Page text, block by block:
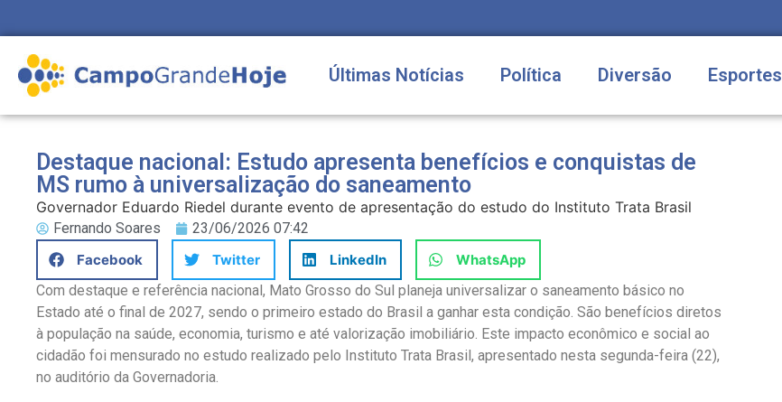
Últimas Notícias Política Diversão Esportes
Destaque nacional: Estudo apresenta benefícios e conquistas de
MS rumo à universalização do saneamento
Governador Eduardo Riedel durante evento de apresentação do estudo do Instituto Trata Brasil
Fernando Soares
23/06/2026 07:42
Facebook
Twitter LinkedIn
WhatsApp
Com destaque e referência nacional, Mato Grosso do Sul planeja universalizar o saneamento básico no
Estado até o final de 2027, sendo o primeiro estado do Brasil a ganhar esta condição. São benefícios diretos
à população na saúde, economia, turismo e até valorização imobiliário. Este impacto econômico e social ao
cidadão foi mensurado no estudo realizado pelo Instituto Trata Brasil, apresentado nesta segunda-feira (22),
no auditório da Governadoria.